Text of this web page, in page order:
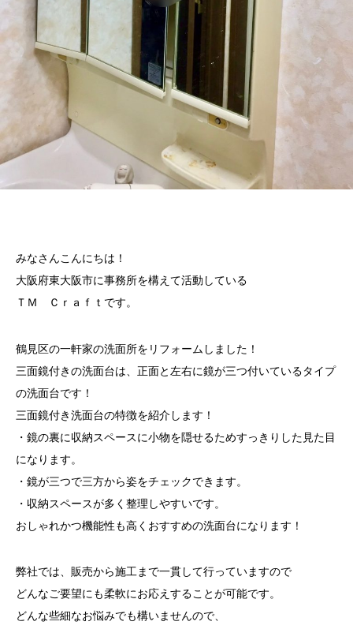
みなさんこんにちは！
大阪府東大阪市に事務所を構えて活動している
ＴＭ Ｃｒａｆｔです。
鶴見区の一軒家の洗面所をリフォームしました！
三面鏡付きの洗面台は、正面と左右に鏡が三つ付いているタイプ
の洗面台です！
三面鏡付き洗面台の特徴を紹介します！
・鏡の裏に収納スペースに小物を隠せるためすっきりした見た目
になります。
・鏡が三つで三方から姿をチェックできます。
・収納スペースが多く整理しやすいです。
おしゃれかつ機能性も高くおすすめの洗面台になります！
弊社では、販売から施工まで一貫して行っていますので
どんなご要望にも柔軟にお応えすることが可能です。
どんな些細なお悩みでも構いませんので、